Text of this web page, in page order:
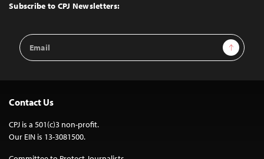
Subscribe to CPJ Newsletters:
Email
Address
Sign Up
Contact Us
CPJ is a 501(c)3 non-profit.
Our EIN is 13-3081500.